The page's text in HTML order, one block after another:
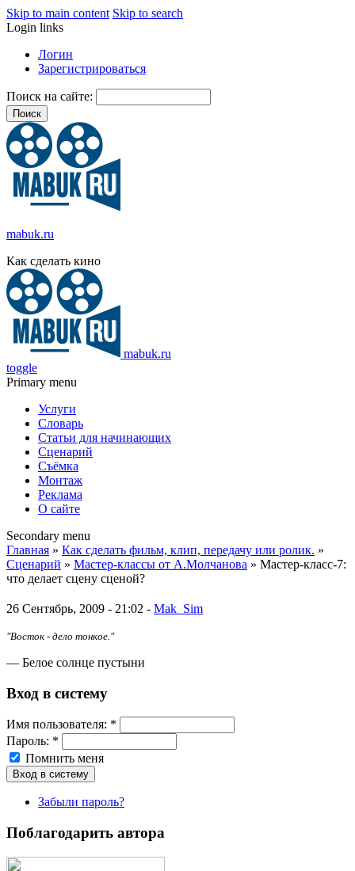
Skip to main content Skip to search
Login links
Логин
Зарегистрироваться
Поиск на сайте:
mabuk.ru
Как сделать кино
mabuk.ru
toggle
Primary menu
Услуги
Словарь
Статьи для начинающих
Сценарий
Съёмка
Монтаж
Реклама
О сайте
Secondary menu
Главная » Как сделать фильм, клип, передачу или ролик. »
Сценарий » Мастер-классы от А.Молчанова » Мастер-класс-7:
что делает сцену сценой?
26 Сентябрь, 2009 - 21:02 - Mak_Sim
"Восток - дело тонкое."
— Белое солнце пустыни
Вход в систему
Имя пoльзовaтeля: *
Пароль: *
Помнить меня
Забыли пароль?
Поблагодарить автора